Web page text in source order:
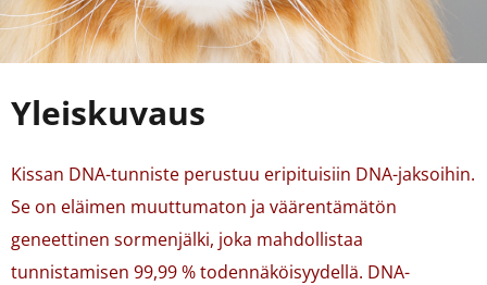
Yleiskuvaus
Kissan DNA-tunniste perustuu eripituisiin DNA-jaksoihin.
Se on eläimen muuttumaton ja väärentämätön
geneettinen sormenjälki, joka mahdollistaa
tunnistamisen 99,99 % todennäköisyydellä. DNA-